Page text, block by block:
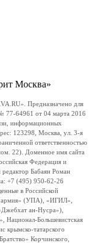
Москва»
Предназначено для
77-64961 от 04 марта 2016
информационных
123298, Москва, ул. 3-я
ответственностью
22). Доменное имя сайта
Федерация и
Бабаян Роман
+7 (495) 950-62-26
в Российской
армия» (УПА), «ИГИЛ»,
ан-Нусра»),
Национал-Большевистская
татарского
Корчинского,